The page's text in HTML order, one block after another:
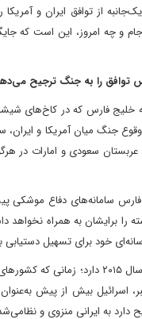
از توافق ایران و
و چه امروز، این است که
خلیج فارس که در کاخ‌های
جنگ میان آمریکا و ایران،
سعودی و امارات در
سامانه‌های دفاع موشکی
برایشان به همراه نخواهد
خود برای تسهیل دستیابی
این رویکرد، تفاوتی اساسی با
امروز پس از حملات ۷ اکتبر،
دارد به ایرانی منزوی و